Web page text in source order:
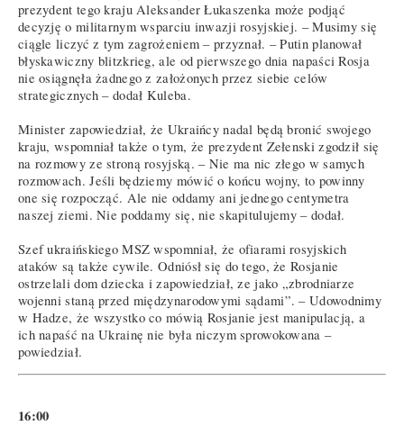
prezydent tego kraju Aleksander Łukaszenka może podjąć
decyzję o militarnym wsparciu inwazji rosyjskiej. – Musimy się
ciągle liczyć z tym zagrożeniem – przyznał. – Putin planował
błyskawiczny blitzkrieg, ale od pierwszego dnia napaści Rosja
nie osiągnęła żadnego z założonych przez siebie celów
strategicznych – dodał Kuleba.
Minister zapowiedział, że Ukraińcy nadal będą bronić swojego
kraju, wspomniał także o tym, że prezydent Zełenski zgodził się
na rozmowy ze stroną rosyjską. – Nie ma nic złego w samych
rozmowach. Jeśli będziemy mówić o końcu wojny, to powinny
one się rozpocząć. Ale nie oddamy ani jednego centymetra
naszej ziemi. Nie poddamy się, nie skapitulujemy – dodał.
Szef ukraińskiego MSZ wspomniał, że ofiarami rosyjskich
ataków są także cywile. Odniósł się do tego, że Rosjanie
ostrzelali dom dziecka i zapowiedział, ze jako „zbrodniarze
wojenni staną przed międzynarodowymi sądami”. – Udowodnimy
w Hadze, że wszystko co mówią Rosjanie jest manipulacją, a
ich napaść na Ukrainę nie była niczym sprowokowana –
powiedział.
16:00